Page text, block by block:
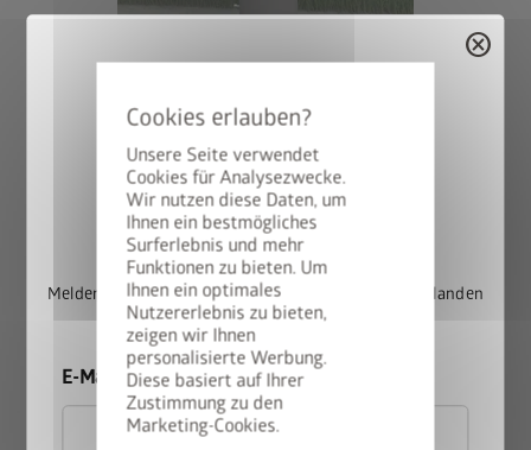
Unsere Seite verwendet
Cookies für Analysezwecke.
Wir nutzen diese Daten, um
Ihnen ein bestmögliches
Surferlebnis und mehr
Funktionen zu bieten. Um
Ihnen ein optimales
Nutzererlebnis zu bieten,
zeigen wir Ihnen
personalisierte Werbung.
Diese basiert auf Ihrer
Zustimmung zu den
Marketing-Cookies.
Variante 2: Steher zum Einbetonieren, höhenverstellbar bis zu
Bei dieser Variante wird der Steher direkt in das
Betonfundament einbetoniert. Größe der Fundamentpunkte
(variiert je nach Bodenbeschaffenheit): mind. 50 x 50 cm.
cancel
StyleBox gewinnen
Melden Sie sich jetzt für unseren Newsletter an und landen
Sie automatisch im Lostopf.
E-Mail